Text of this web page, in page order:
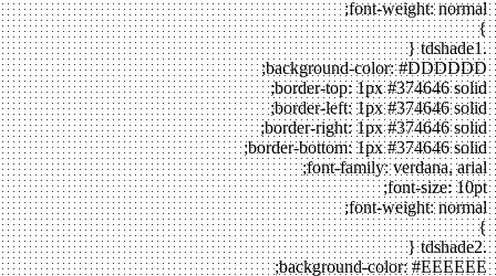
font-weight: normal;
}
.tdshade1 {
background-color: #DDDDDD;
border-top: 1px #374646 solid;
border-left: 1px #374646 solid;
border-right: 1px #374646 solid;
border-bottom: 1px #374646 solid;
font-family: verdana, arial;
font-size: 10pt;
font-weight: normal;
}
.tdshade2 {
background-color: #EEEEEE;